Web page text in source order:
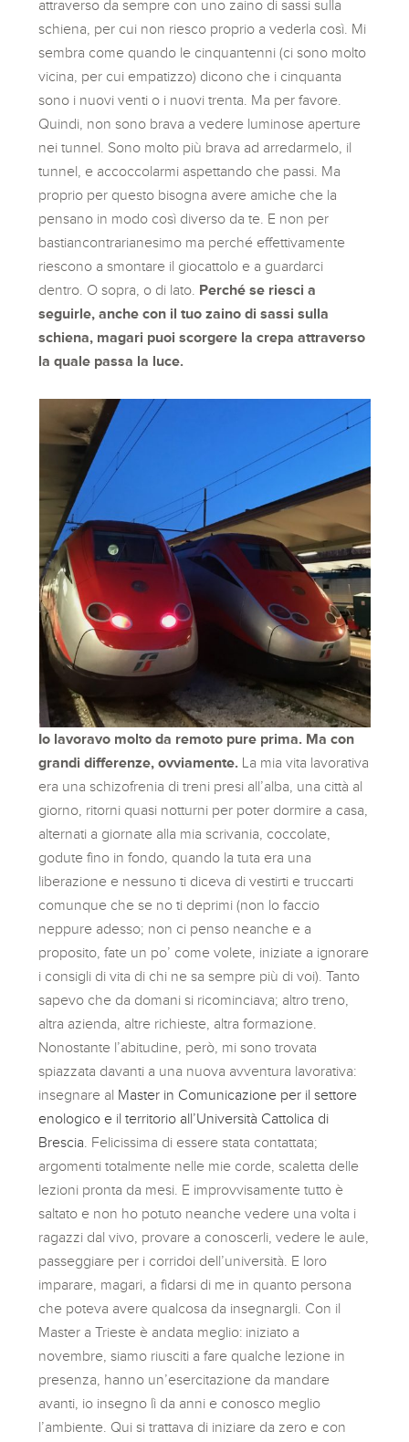
attraverso da sempre con uno zaino di sassi sulla
schiena, per cui non riesco proprio a vederla così. Mi
sembra come quando le cinquantenni (ci sono molto
vicina, per cui empatizzo) dicono che i cinquanta
sono i nuovi venti o i nuovi trenta. Ma per favore.
Quindi, non sono brava a vedere luminose aperture
nei tunnel. Sono molto più brava ad arredarmelo, il
tunnel, e accoccolarmi aspettando che passi. Ma
proprio per questo bisogna avere amiche che la
pensano in modo così diverso da te. E non per
bastiancontrarianesimo ma perché effettivamente
riescono a smontare il giocattolo e a guardarci
dentro. O sopra, o di lato. Perché se riesci a
seguirle, anche con il tuo zaino di sassi sulla
schiena, magari puoi scorgere la crepa attraverso
la quale passa la luce.
Io lavoravo molto da remoto pure prima. Ma con
grandi differenze, ovviamente. La mia vita lavorativa
era una schizofrenia di treni presi all’alba, una città al
giorno, ritorni quasi notturni per poter dormire a casa,
alternati a giornate alla mia scrivania, coccolate,
godute fino in fondo, quando la tuta era una
liberazione e nessuno ti diceva di vestirti e truccarti
comunque che se no ti deprimi (non lo faccio
neppure adesso; non ci penso neanche e a
proposito, fate un po’ come volete, iniziate a ignorare
i consigli di vita di chi ne sa sempre più di voi). Tanto
sapevo che da domani si ricominciava; altro treno,
altra azienda, altre richieste, altra formazione.
Nonostante l’abitudine, però, mi sono trovata
spiazzata davanti a una nuova avventura lavorativa:
insegnare al Master in Comunicazione per il settore
enologico e il territorio all’Università Cattolica di
Brescia . Felicissima di essere stata contattata;
argomenti totalmente nelle mie corde, scaletta delle
lezioni pronta da mesi. E improvvisamente tutto è
saltato e non ho potuto neanche vedere una volta i
ragazzi dal vivo, provare a conoscerli, vedere le aule,
passeggiare per i corridoi dell’università. E loro
imparare, magari, a fidarsi di me in quanto persona
che poteva avere qualcosa da insegnargli. Con il
Master a Trieste è andata meglio: iniziato a
novembre, siamo riusciti a fare qualche lezione in
presenza, hanno un’esercitazione da mandare
avanti, io insegno lì da anni e conosco meglio
l’ambiente. Qui si trattava di iniziare da zero e con